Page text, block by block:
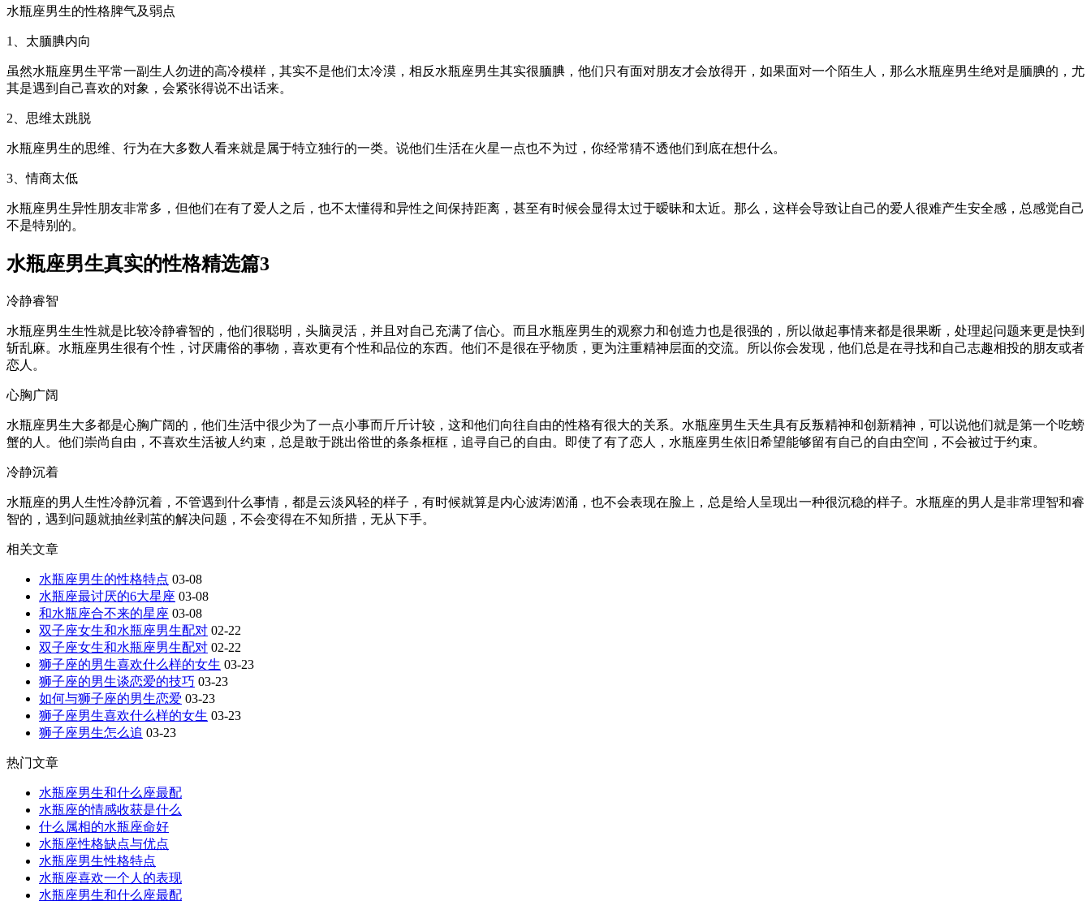
水瓶座男生的性格脾气及弱点
1、太腼腆内向
虽然水瓶座男生平常一副生人勿进的高冷模样，其实不是他们太冷漠，相反水瓶座男生其实很腼腆，他们只有面对朋友才会放得开，如果面对一个陌生人，那么水瓶座男生绝对是腼腆的，尤
其是遇到自己喜欢的对象，会紧张得说不出话来。
2、思维太跳脱
水瓶座男生的思维、行为在大多数人看来就是属于特立独行的一类。说他们生活在火星一点也不为过，你经常猜不透他们到底在想什么。
3、情商太低
水瓶座男生异性朋友非常多，但他们在有了爱人之后，也不太懂得和异性之间保持距离，甚至有时候会显得太过于暧昧和太近。那么，这样会导致让自己的爱人很难产生安全感，总感觉自己
不是特别的。
水瓶座男生真实的性格精选篇3
冷静睿智
水瓶座男生生性就是比较冷静睿智的，他们很聪明，头脑灵活，并且对自己充满了信心。而且水瓶座男生的观察力和创造力也是很强的，所以做起事情来都是很果断，处理起问题来更是快到
斩乱麻。水瓶座男生很有个性，讨厌庸俗的事物，喜欢更有个性和品位的东西。他们不是很在乎物质，更为注重精神层面的交流。所以你会发现，他们总是在寻找和自己志趣相投的朋友或者
恋人。
心胸广阔
水瓶座男生大多都是心胸广阔的，他们生活中很少为了一点小事而斤斤计较，这和他们向往自由的性格有很大的关系。水瓶座男生天生具有反叛精神和创新精神，可以说他们就是第一个吃螃
蟹的人。他们崇尚自由，不喜欢生活被人约束，总是敢于跳出俗世的条条框框，追寻自己的自由。即使了有了恋人，水瓶座男生依旧希望能够留有自己的自由空间，不会被过于约束。
冷静沉着
水瓶座的男人生性冷静沉着，不管遇到什么事情，都是云淡风轻的样子，有时候就算是内心波涛汹涌，也不会表现在脸上，总是给人呈现出一种很沉稳的样子。水瓶座的男人是非常理智和睿
智的，遇到问题就抽丝剥茧的解决问题，不会变得在不知所措，无从下手。
相关文章
水瓶座男生的性格特点 03-08
水瓶座最讨厌的6大星座 03-08
和水瓶座合不来的星座 03-08
双子座女生和水瓶座男生配对 02-22
双子座女生和水瓶座男生配对 02-22
狮子座的男生喜欢什么样的女生 03-23
狮子座的男生谈恋爱的技巧 03-23
如何与狮子座的男生恋爱 03-23
狮子座男生喜欢什么样的女生 03-23
狮子座男生怎么追 03-23
热门文章
水瓶座男生和什么座最配
水瓶座的情感收获是什么
什么属相的水瓶座命好
水瓶座性格缺点与优点
水瓶座男生性格特点
水瓶座喜欢一个人的表现
水瓶座男生和什么座最配